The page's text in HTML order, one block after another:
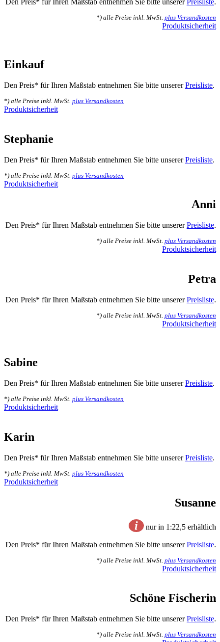
*) alle Preise inkl. MwSt. plus Versandkosten
Produktsicherheit
Einkauf
Den Preis* für Ihren Maßstab entnehmen Sie bitte unsererPreisliste.
*) alle Preise inkl. MwSt. plus Versandkosten
Produktsicherheit
Stephanie
Den Preis* für Ihren Maßstab entnehmen Sie bitte unsererPreisliste.
*) alle Preise inkl. MwSt. plus Versandkosten
Produktsicherheit
Anni
Den Preis* für Ihren Maßstab entnehmen Sie bitte unsererPreisliste.
*) alle Preise inkl. MwSt. plus Versandkosten
Produktsicherheit
Petra
Den Preis* für Ihren Maßstab entnehmen Sie bitte unsererPreisliste.
*) alle Preise inkl. MwSt. plus Versandkosten
Produktsicherheit
Sabine
Den Preis* für Ihren Maßstab entnehmen Sie bitte unsererPreisliste.
*) alle Preise inkl. MwSt. plus Versandkosten
Produktsicherheit
Karin
Den Preis* für Ihren Maßstab entnehmen Sie bitte unsererPreisliste.
*) alle Preise inkl. MwSt. plus Versandkosten
Produktsicherheit
Susanne
i nur in 1:22,5 erhältlich
Den Preis* für Ihren Maßstab entnehmen Sie bitte unsererPreisliste.
*) alle Preise inkl. MwSt. plus Versandkosten
Produktsicherheit
Schöne Fischerin
Den Preis* für Ihren Maßstab entnehmen Sie bitte unsererPreisliste.
*) alle Preise inkl. MwSt. plus Versandkosten